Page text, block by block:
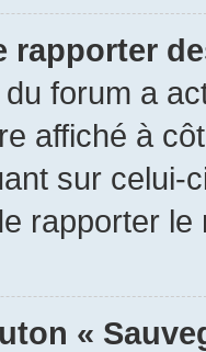
rapporter
du forum a
affiché à
sur
rapporter le
«